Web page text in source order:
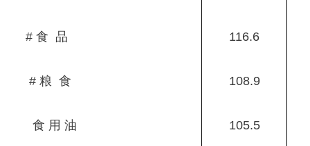
# 食 品 116.6
# 粮 食 108.9
食 用 油 105.5